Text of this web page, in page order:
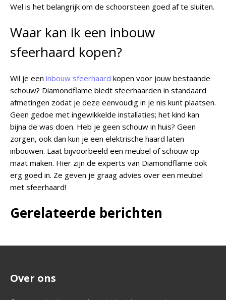
Wel is het belangrijk om de schoorsteen goed af te sluiten.
Waar kan ik een inbouw
sfeerhaard kopen?
Wil je een inbouw sfeerhaard kopen voor jouw bestaande
schouw? Diamondflame biedt sfeerhaarden in standaard
afmetingen zodat je deze eenvoudig in je nis kunt plaatsen.
Geen gedoe met ingewikkelde installaties; het kind kan
bijna de was doen. Heb je geen schouw in huis? Geen
zorgen, ook dan kun je een elektrische haard laten
inbouwen. Laat bijvoorbeeld een meubel of schouw op
maat maken. Hier zijn de experts van Diamondflame ook
erg goed in. Ze geven je graag advies over een meubel
met sfeerhaard!
Gerelateerde berichten
Over ons